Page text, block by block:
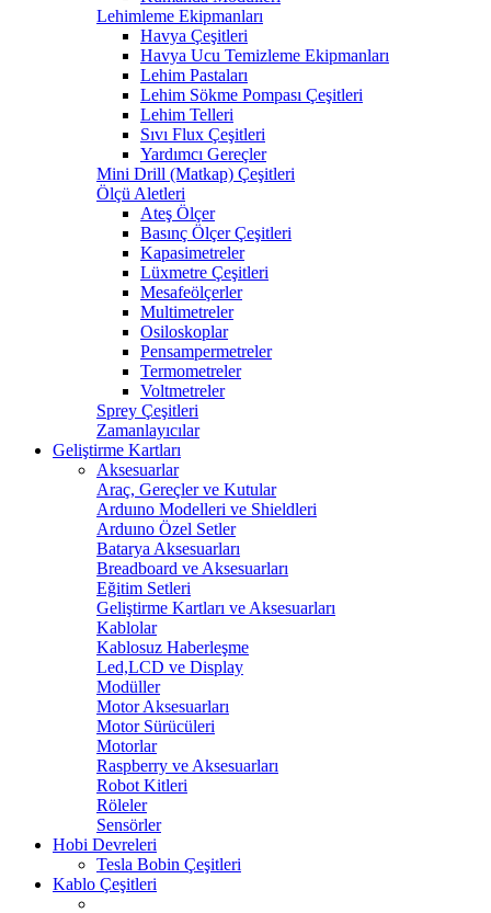
Lehimleme Ekipmanları
Havya Çeşitleri
Havya Ucu Temizleme Ekipmanları
Lehim Pastaları
Lehim Sökme Pompası Çeşitleri
Lehim Telleri
Sıvı Flux Çeşitleri
Yardımcı Gereçler
Mini Drill (Matkap) Çeşitleri
Ölçü Aletleri
Ateş Ölçer
Basınç Ölçer Çeşitleri
Kapasimetreler
Lüxmetre Çeşitleri
Mesafeölçerler
Multimetreler
Osiloskoplar
Pensampermetreler
Termometreler
Voltmetreler
Sprey Çeşitleri
Zamanlayıcılar
Geliştirme Kartları
Aksesuarlar
Araç, Gereçler ve Kutular
Arduıno Modelleri ve Shieldleri
Arduıno Özel Setler
Batarya Aksesuarları
Breadboard ve Aksesuarları
Eğitim Setleri
Geliştirme Kartları ve Aksesuarları
Kablolar
Kablosuz Haberleşme
Led,LCD ve Display
Modüller
Motor Aksesuarları
Motor Sürücüleri
Motorlar
Raspberry ve Aksesuarları
Robot Kitleri
Röleler
Sensörler
Hobi Devreleri
Tesla Bobin Çeşitleri
Kablo Çeşitleri